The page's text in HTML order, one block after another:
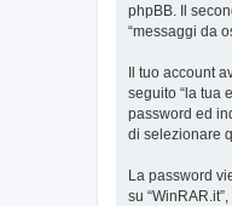
phpBB. Il
“messaggi da
Il tuo account
seguito “la tua
password ed
di selezionare
La password
su